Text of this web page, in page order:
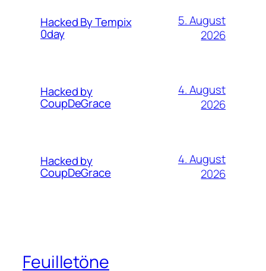
Hacked By Tempix
0day
5. August
2026
Hacked by
CoupDeGrace
4. August
2026
Hacked by
CoupDeGrace
4. August
2026
Feuilletöne